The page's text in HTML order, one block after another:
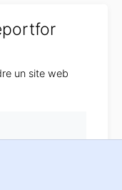
un site web